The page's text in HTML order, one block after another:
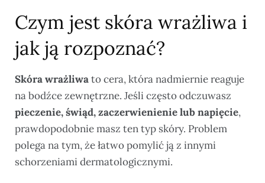
Czym jest skóra wrażliwa i
jak ją rozpoznać?
Skóra wrażliwato cera, która nadmiernie reaguje
na bodźce zewnętrzne. Jeśli często odczuwasz
pieczenie, świąd, zaczerwienienie lub napięcie,
prawdopodobnie masz ten typ skóry. Problem
polega na tym, że łatwo pomylić ją z innymi
schorzeniami dermatologicznymi.